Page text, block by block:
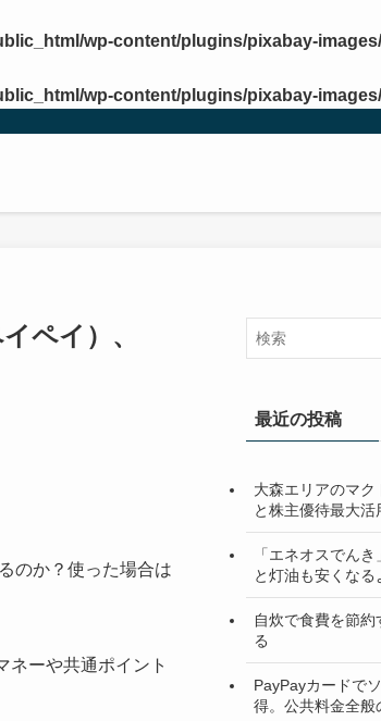
wp-content/plugins/pixabay-
wp-content/plugins/pixabay-
ペイ）、
のか？使った場合は
ネーや共通ポイント
最近の投稿
大森エリアのマ
と株主優待最大活
「エネオスでん
と灯油も安くなる
自炊で食費を節
る
PayPayカードで
得。公共料金全般